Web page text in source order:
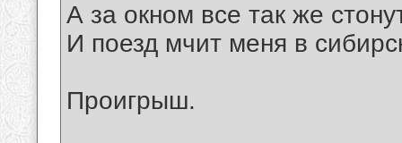
А за окном все так же
И поезд мчит меня в
Проигрыш.